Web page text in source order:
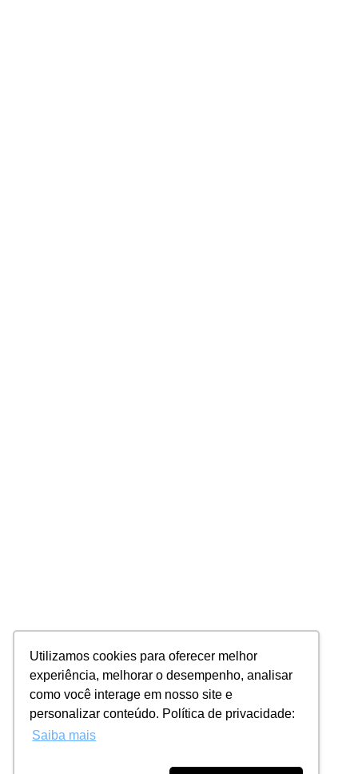
Utilizamos cookies para oferecer melhor
experiência, melhorar o desempenho, analisar
como você interage em nosso site e
personalizar conteúdo. Política de privacidade:
Saiba mais